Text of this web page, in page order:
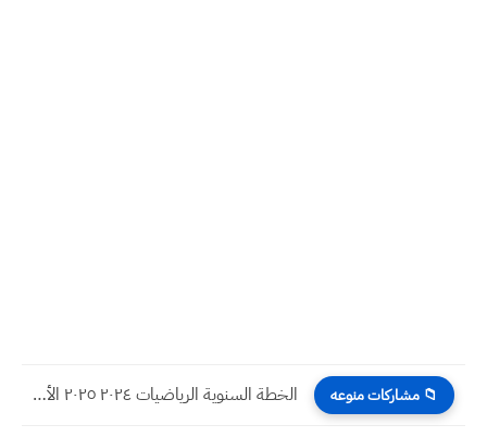
📁 مشاركات منوعه الخطة السنوية الرياضيات ٢٠٢٤ ٢٠٢٥ الثاني المتوسط